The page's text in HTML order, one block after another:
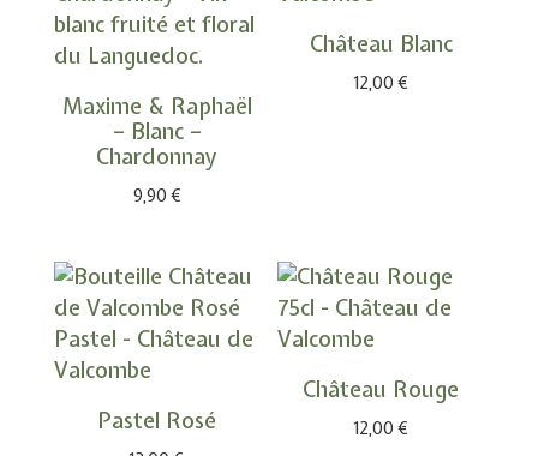
Maxime & Raphaël
– Blanc –
Chardonnay
9,90€
Château Blanc
12,00€
Pastel Rosé
Château Rouge
12,00€